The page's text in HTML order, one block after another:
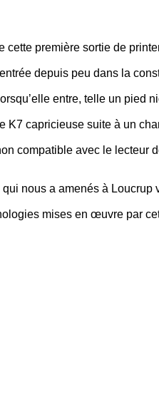
cette première sortie de
depuis peu dans la
entre, telle un
K7 capricieuse suite à un
compatible avec le
nous a amenés à
mises en œuvre par